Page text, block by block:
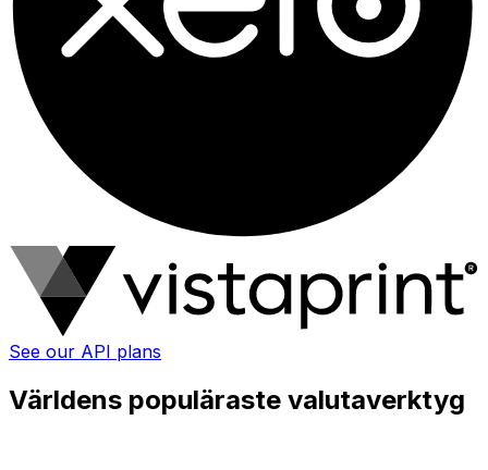
See our API plans
Världens populäraste valutaverktyg